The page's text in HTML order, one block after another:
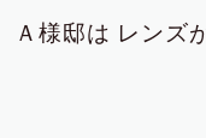
Ａ様邸は レンズ